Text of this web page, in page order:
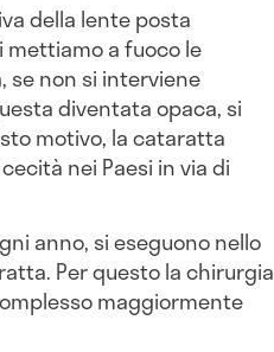
della lente posta
mettiamo a fuoco le
se non si interviene
diventata opaca, si
motivo, la cataratta
nei Paesi in via di
anno, si eseguono nello
Per questo la chirurgia
maggiormente